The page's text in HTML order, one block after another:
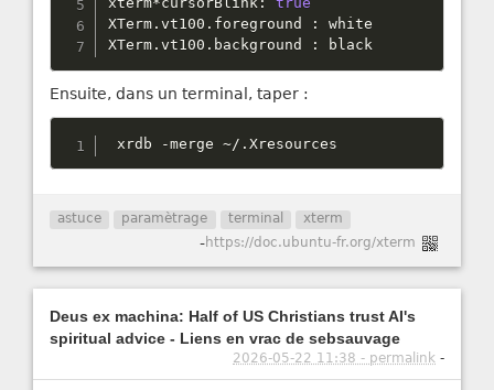
XTerm .vt100 . foreground :
white
XTerm .vt100 . background : black
Ensuite, dans un terminal, taper :
xrdb -merge ~/ .Xresources
astuce paramètrage terminal xterm
-https://doc.ubuntu-fr.org/xterm
Deus ex machina: Half of US Christians trust AI's
spiritual advice - Liens en vrac de sebsauvage
2026-05-22 11:38 - permalink -